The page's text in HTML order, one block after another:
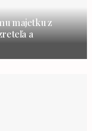
majetku z
a